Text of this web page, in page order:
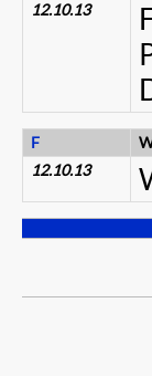
12.10.13
F
12.10.13